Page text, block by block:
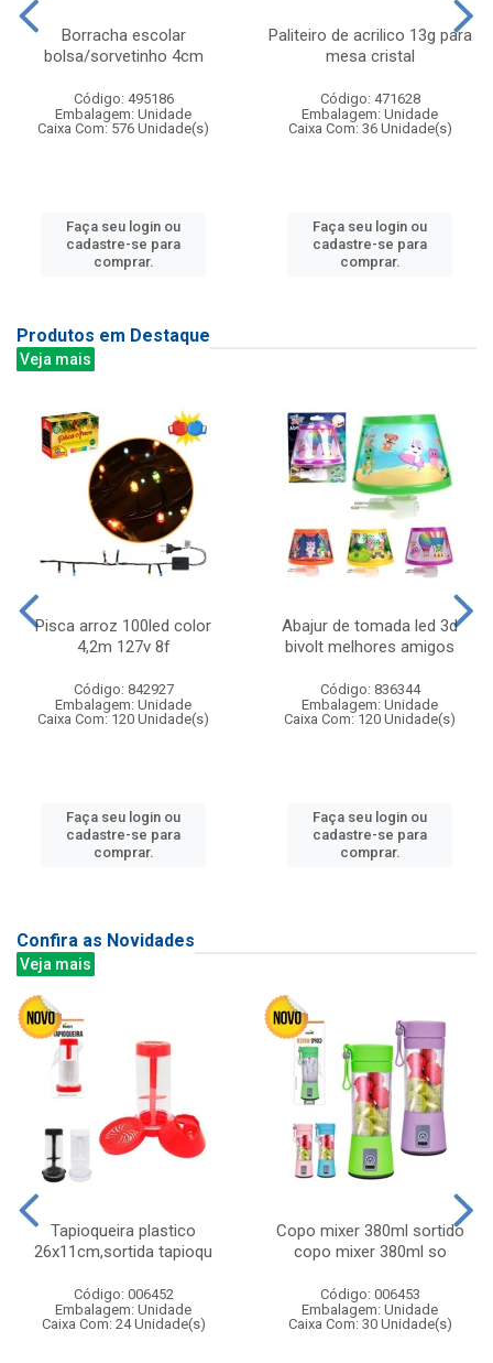
Borracha escolar
bolsa/sorvetinho 4cm
Código: 495186
Embalagem: Unidade
Caixa Com: 576 Unidade(s)
Faça seu login ou
cadastre-se para
comprar.
Paliteiro de acrilico 13g para
mesa cristal
Código: 471628
Embalagem: Unidade
Caixa Com: 36 Unidade(s)
Faça seu login ou
cadastre-se para
comprar.
Produtos em Destaque
Veja mais
Pisca arroz 100led color
4,2m 127v 8f
Código: 842927
Embalagem: Unidade
Caixa Com: 120 Unidade(s)
Faça seu login ou
cadastre-se para
comprar.
Abajur de tomada led 3d
bivolt melhores amigos
Código: 836344
Embalagem: Unidade
Caixa Com: 120 Unidade(s)
Faça seu login ou
cadastre-se para
comprar.
Confira as Novidades
Veja mais
Tapioqueira plastico
26x11cm,sortida tapioqu
Código: 006452
Embalagem: Unidade
Caixa Com: 24 Unidade(s)
Copo mixer 380ml sortido
copo mixer 380ml so
Código: 006453
Embalagem: Unidade
Caixa Com: 30 Unidade(s)